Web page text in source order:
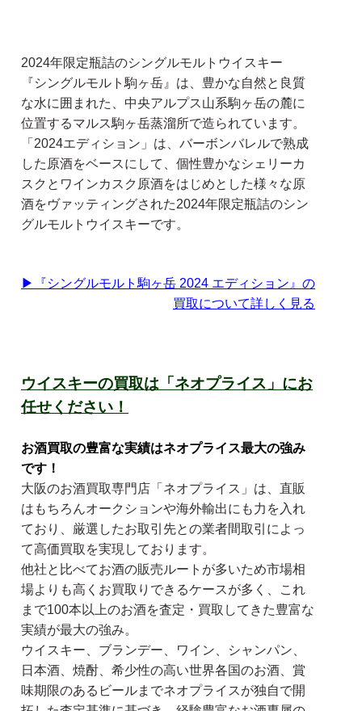
2024年限定瓶詰のシングルモルトウイスキー
『シングルモルト駒ヶ岳』は、豊かな自然と良質
な水に囲まれた、中央アルプス山系駒ヶ岳の麓に
位置するマルス駒ヶ岳蒸溜所で造られています。
「2024エディション」は、バーボンバレルで熟成
した原酒をベースにして、個性豊かなシェリーカ
スクとワインカスク原酒をはじめとした様々な原
酒をヴァッティングされた2024年限定瓶詰のシン
グルモルトウイスキーです。
▶『シングルモルト駒ヶ岳 2024 エディション 』の
買取について詳しく見る
ウイスキーの買取は「ネオプライス」にお
任せください！
お酒買取の豊富な実績はネオプライス最大の強み
です！
大阪のお酒買取専門店「ネオプライス」は、直販
はもちろんオークションや海外輸出にも力を入れ
ており、厳選したお取引先との業者間取引によっ
て高価買取を実現しております。
他社と比べてお酒の販売ルートが多いため市場相
場よりも高くお買取りできるケースが多く、これ
まで100本以上のお酒を査定・買取してきた豊富な
実績が最大の強み。
ウイスキー、ブランデー、ワイン、シャンパン、
日本酒、焼酎、希少性の高い世界各国のお酒、賞
味期限のあるビールまでネオプライスが独自で開